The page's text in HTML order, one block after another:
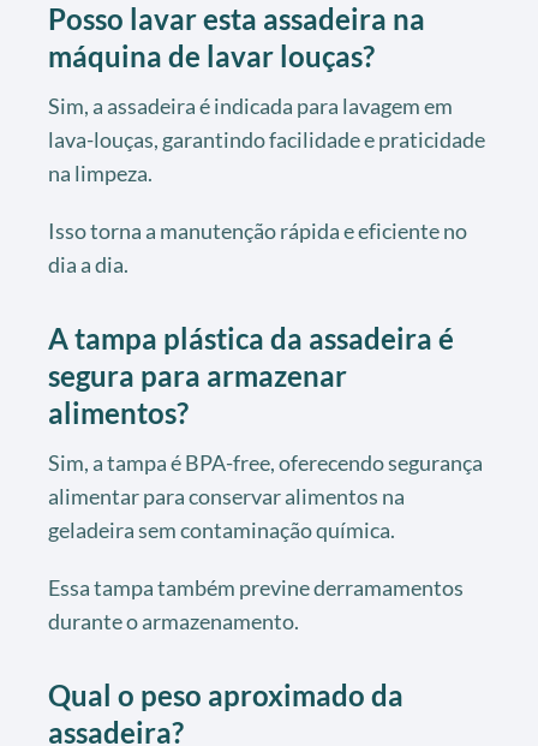
Posso lavar esta assadeira na
máquina de lavar louças?
Sim, a assadeira é indicada para lavagem em
lava-louças, garantindo facilidade e praticidade
na limpeza.
Isso torna a manutenção rápida e eficiente no
dia a dia.
A tampa plástica da assadeira é
segura para armazenar
alimentos?
Sim, a tampa é BPA-free, oferecendo segurança
alimentar para conservar alimentos na
geladeira sem contaminação química.
Essa tampa também previne derramamentos
durante o armazenamento.
Qual o peso aproximado da
assadeira?